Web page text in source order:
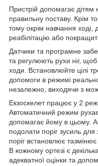
Пристрій допомагає дітям
правильну поставу. Крім
тому окрім навчання ході,
реабілітацію або
Датчики та програмне
та регулюють рухи ніг,
ходи. Встановлюйте цілі
допомоги в режимі
незалежно, виходячи з
Екзоскелет працює у 2
Автоматичний режим
допомагає йому в цьому.
подолати поріг зусиль
поріг встановлює
В кожному ортезі є
адекватної оцінки та